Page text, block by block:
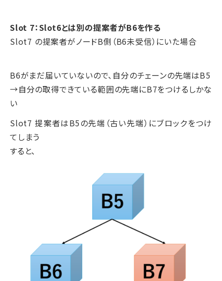
Slot 7：Slot6とは別の提案者がB6を作る
Slot7 の提案者がノードB側（B6未受信）にいた場合
B6がまだ届いていないので、自分のチェーンの先端はB5
→自分の取得できている範囲の先端にB7をつけるしかな
い
Slot7 提案者はB5の先端（古い先端）にブロックをつけ
てしまう
すると、